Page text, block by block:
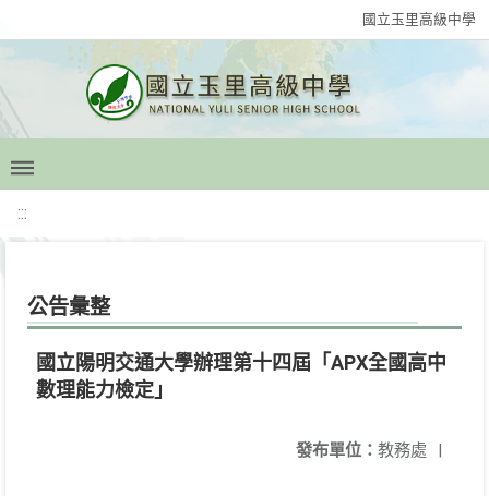
國立玉里高級中學
:::
公告彙整
國立陽明交通大學辦理第十四屆「APX全國高中
數理能力檢定」
發布單位： 教務處 |